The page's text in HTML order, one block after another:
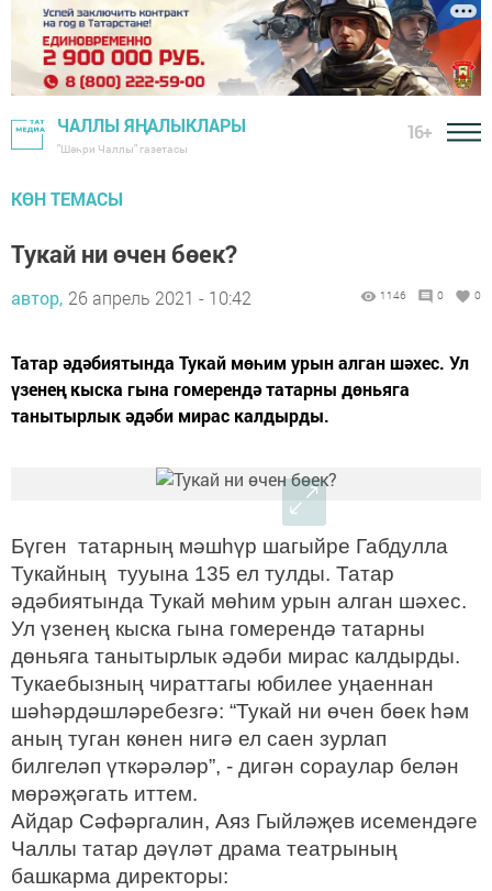
ЧАЛЛЫ ЯҢАЛЫКЛАРЫ
"Шәһри Чаллы" газетасы
16+
КӨН ТЕМАСЫ
Тукай ни өчен бөек?
автор, 26 апрель 2021 - 10:42 1146 0 0
Татар әдәбиятында Тукай мөһим урын алган шәхес. Ул
үзенең кыска гына гомерендә татарны дөньяга
танытырлык әдәби мирас калдырды.
Бүген татарның мәшһүр шагыйре Габдулла
Тукайның тууына 135 ел тулды. Татар
әдәбиятында Тукай мөһим урын алган шәхес.
Ул үзенең кыска гына гомерендә татарны
дөньяга танытырлык әдәби мирас калдырды.
Тукаебызның чираттагы юбилее уңаеннан
шәһәрдәшләребезгә: “Тукай ни өчен бөек һәм
аның туган көнен нигә ел саен зурлап
билгеләп үткәрәләр”, - дигән сораулар белән
мөрәҗәгать иттем.
Айдар Сәфәргалин, Аяз Гыйләҗев исемендәге
Чаллы татар дәүләт драма театрының
башкарма директоры: